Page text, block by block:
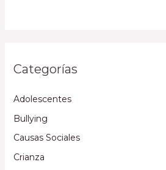
Categorías
Adolescentes
Bullying
Causas Sociales
Crianza